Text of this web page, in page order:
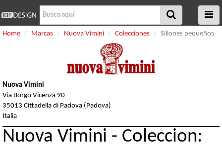
Home Marcas Nuova Vimini Colecciones Sillones pequeños
Nuova Vimini
Via Borgo Vicenza 90
35013 Cittadella di Padova (Padova)
Italia
Nuova Vimini - Coleccion: